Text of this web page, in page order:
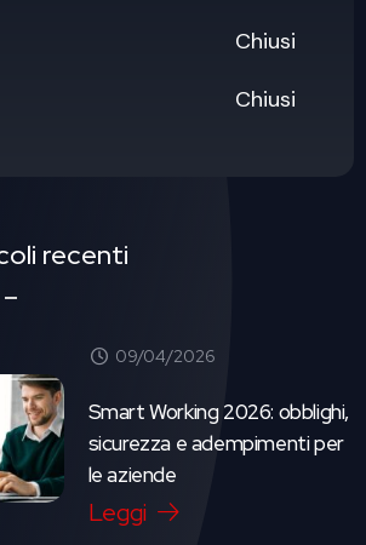
Chiusi
Chiusi
recenti
09/04/2026
Smart Working 2026: obblighi,
sicurezza e adempimenti per
le aziende
Leggi